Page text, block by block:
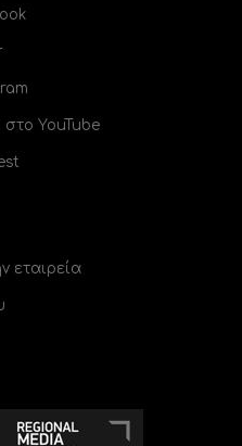
στο YouTube
εταιρεία